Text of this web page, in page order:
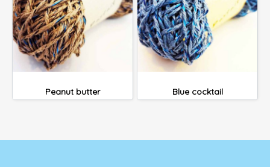
Peanut butter Blue cocktail